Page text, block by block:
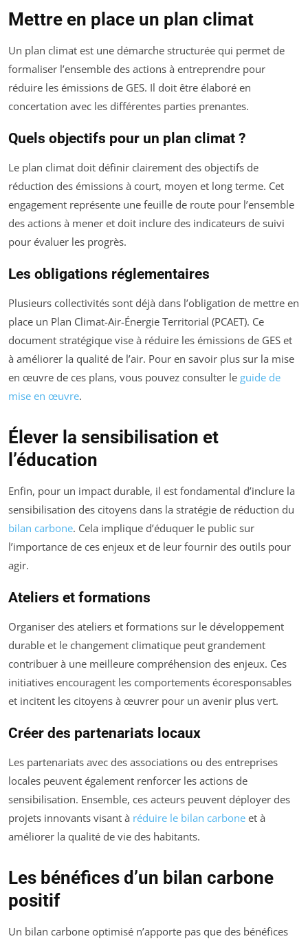
Mettre en place un plan climat
Un plan climat est une démarche structurée qui permet de
formaliser l’ensemble des actions à entreprendre pour
réduire les émissions de GES. Il doit être élaboré en
concertation avec les différentes parties prenantes.
Quels objectifs pour un plan climat ?
Le plan climat doit définir clairement des objectifs de
réduction des émissions à court, moyen et long terme. Cet
engagement représente une feuille de route pour l’ensemble
des actions à mener et doit inclure des indicateurs de suivi
pour évaluer les progrès.
Les obligations réglementaires
Plusieurs collectivités sont déjà dans l’obligation de mettre en
place un Plan Climat-Air-Énergie Territorial (PCAET). Ce
document stratégique vise à réduire les émissions de GES et
à améliorer la qualité de l’air. Pour en savoir plus sur la mise
en œuvre de ces plans, vous pouvez consulter le guide de
mise en œuvre.
Élever la sensibilisation et
l’éducation
Enfin, pour un impact durable, il est fondamental d’inclure la
sensibilisation des citoyens dans la stratégie de réduction du
bilan carbone. Cela implique d’éduquer le public sur
l’importance de ces enjeux et de leur fournir des outils pour
agir.
Ateliers et formations
Organiser des ateliers et formations sur le développement
durable et le changement climatique peut grandement
contribuer à une meilleure compréhension des enjeux. Ces
initiatives encouragent les comportements écoresponsables
et incitent les citoyens à œuvrer pour un avenir plus vert.
Créer des partenariats locaux
Les partenariats avec des associations ou des entreprises
locales peuvent également renforcer les actions de
sensibilisation. Ensemble, ces acteurs peuvent déployer des
projets innovants visant à réduire le bilan carbone et à
améliorer la qualité de vie des habitants.
Les bénéfices d’un bilan carbone
positif
Un bilan carbone optimisé n’apporte pas que des bénéfices